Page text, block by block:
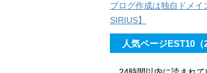
ブログ作成は独自ドメイ
SIRIUS】
人気ページEST10（